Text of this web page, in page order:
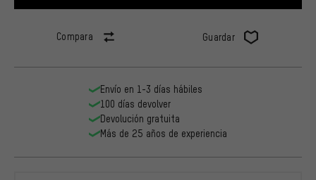
Compara Guardar
Envío en 1-3 días hábiles
100 días devolver
Devolución gratuita
Más de 25 años de experiencia